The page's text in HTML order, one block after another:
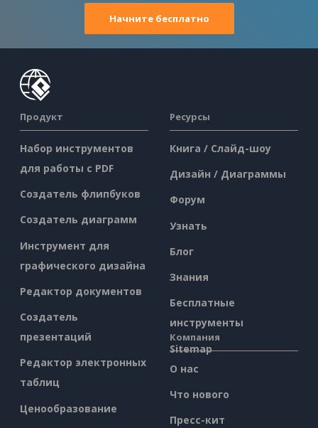
Начните бесплатно
Продукт
Набор инструментов
для работы с PDF
Создатель флипбуков
Создатель диаграмм
Инструмент для
графического дизайна
Редактор документов
Создатель
презентаций
Редактор электронных
таблиц
Ценообразование
Ресурсы
Книга / Слайд-шоу
Дизайн / Диаграммы
Форум
Узнать
Блог
Знания
Бесплатные
инструменты
Sitemap
Компания
О нас
Что нового
Пресс-кит